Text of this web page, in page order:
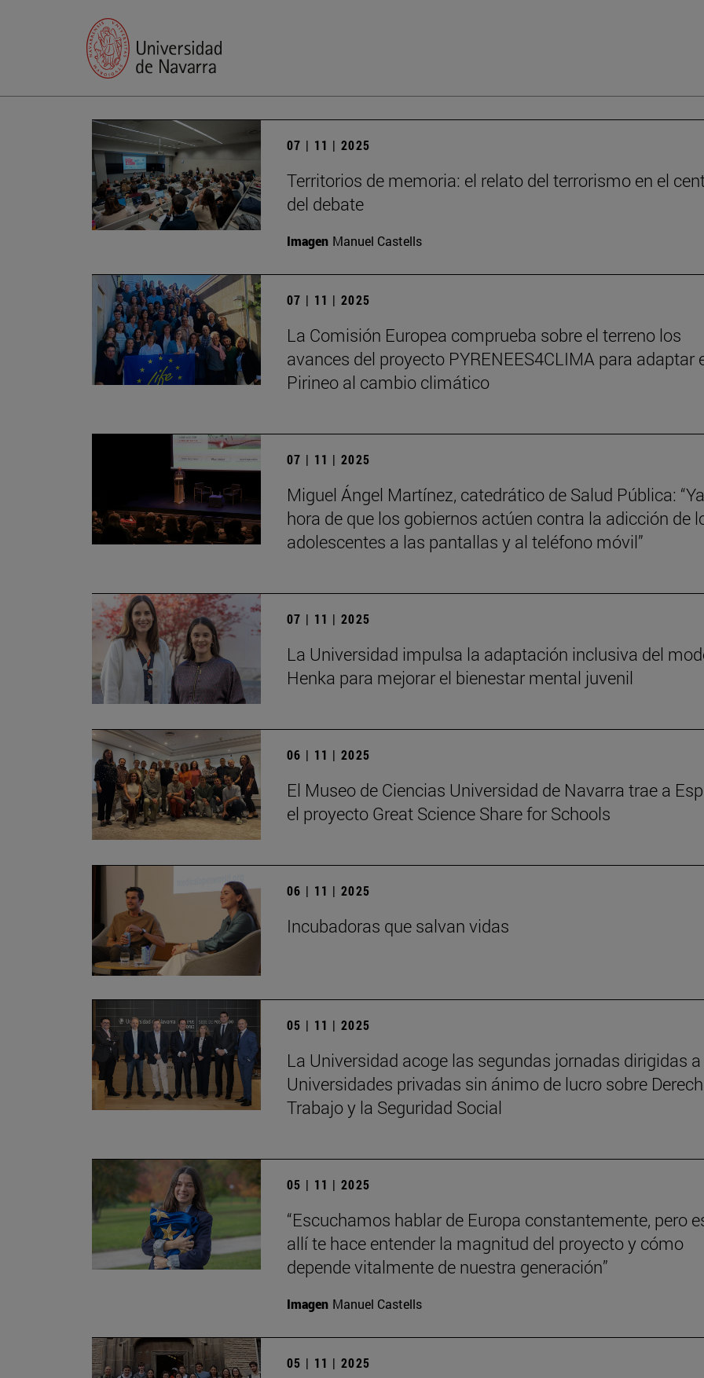
07 | 11 | 2025
Territorios de memoria: el relato del terrorismo en el
del debate
Imagen Manuel Castells
07 | 11 | 2025
La Comisión Europea comprueba sobre el terreno los
avances del proyecto PYRENEES4CLIMA para adaptar
Pirineo al cambio climático
07 | 11 | 2025
Miguel Ángel Martínez, catedrático de Salud Pública:
hora de que los gobiernos actúen contra la adicción de
adolescentes a las pantallas y al teléfono móvil”
07 | 11 | 2025
La Universidad impulsa la adaptación inclusiva del
Henka para mejorar el bienestar mental juvenil
06 | 11 | 2025
El Museo de Ciencias Universidad de Navarra trae a
el proyecto Great Science Share for Schools
06 | 11 | 2025
Incubadoras que salvan vidas
05 | 11 | 2025
La Universidad acoge las segundas jornadas dirigidas
Universidades privadas sin ánimo de lucro sobre
Trabajo y la Seguridad Social
05 | 11 | 2025
“Escuchamos hablar de Europa constantemente, pero
allí te hace entender la magnitud del proyecto y cómo
depende vitalmente de nuestra generación”
Imagen Manuel Castells
05 | 11 | 2025